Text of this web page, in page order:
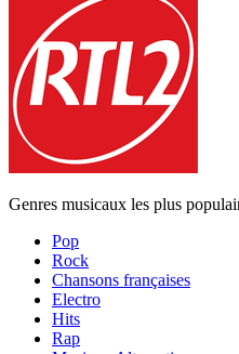
Genres musicaux les plus
Pop
Rock
Chansons françaises
Electro
Hits
Rap